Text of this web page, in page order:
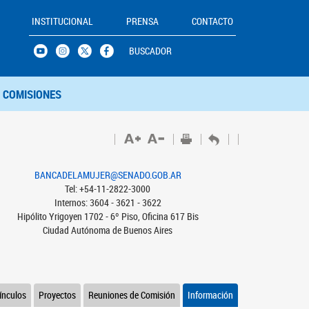
INSTITUCIONAL PRENSA CONTACTO
BUSCADOR
COMISIONES
BANCADELAMUJER@SENADO.GOB.AR
Tel: +54-11-2822-3000
Internos: 3604 - 3621 - 3622
Hipólito Yrigoyen 1702 - 6º Piso, Oficina 617 Bis
Ciudad Autónoma de Buenos Aires
Información
Reuniones de Comisión
Proyectos